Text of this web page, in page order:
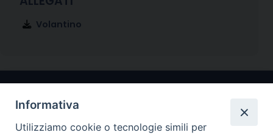
Volantino
Informativa
Utilizziamo cookie o tecnologie simili per